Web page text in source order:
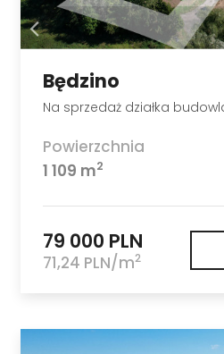
Będzino
Na sprzedaż działka
Powierzchnia
1 109 m2
79 000 PLN
71,24 PLN/m2